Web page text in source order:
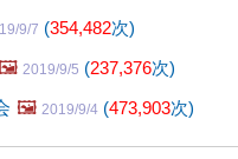
9/7 (354,482次)
2019/9/5 (237,376次)
🖼️ 2019/9/4 (473,903次)